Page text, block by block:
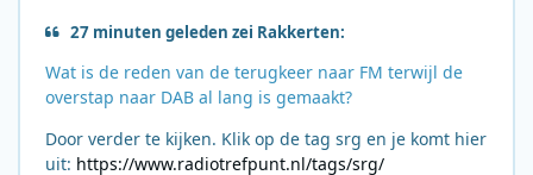
27 minuten geleden zei Rakkerten:
Wat is de reden van de terugkeer naar FM terwijl de
overstap naar DAB al lang is gemaakt?
Door verder te kijken. Klik op de tag srg en je komt hier
uit: https://www.radiotrefpunt.nl/tags/srg/